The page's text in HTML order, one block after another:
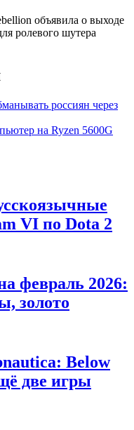
объявила о выходе
ролевого шутера
россиян через
на Ryzen 5600G
VI по Dota 2
февраль 2026:
золото
Below
две игры